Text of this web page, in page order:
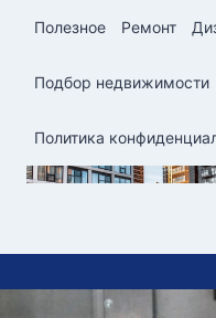
содержимому
Полезное Ремонт
Подбор недвижимости
Политика